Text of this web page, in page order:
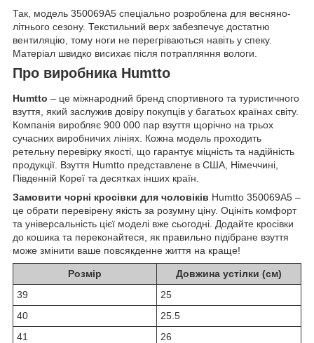
Так, модель 350069A5 спеціально розроблена для весняно-
літнього сезону. Текстильний верх забезпечує достатню
вентиляцію, тому ноги не перегріваються навіть у спеку.
Матеріал швидко висихає після потрапляння вологи.
Про виробника Humtto
Humtto – це міжнародний бренд спортивного та туристичного
взуття, який заслужив довіру покупців у багатьох країнах світу.
Компанія виробляє 900 000 пар взуття щорічно на трьох
сучасних виробничих лініях. Кожна модель проходить
ретельну перевірку якості, що гарантує міцність та надійність
продукції. Взуття Humtto представлене в США, Німеччині,
Південній Кореї та десятках інших країн.
Замовити чорні кросівки для чоловіків Humtto 350069A5 –
це обрати перевірену якість за розумну ціну. Оцініть комфорт
та універсальність цієї моделі вже сьогодні. Додайте кросівки
до кошика та переконайтеся, як правильно підібране взуття
може змінити ваше повсякденне життя на краще!
Розмір
Довжина устілки (см)
39
25
40
25.5
41
26